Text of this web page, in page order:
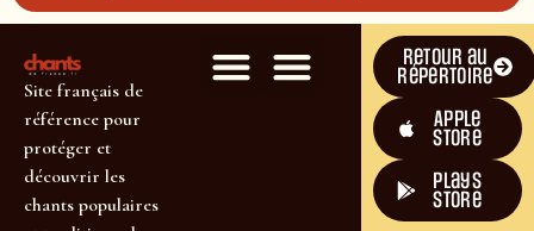
Site français de
référence pour
protéger et
découvrir les
chants populaires
Retour au
répertoire
Apple
Store
plays
store